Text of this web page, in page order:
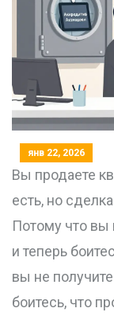
янв 22, 2026
Вы продаете
есть, но
Потому что вы
и теперь
вы не
боитесь, что